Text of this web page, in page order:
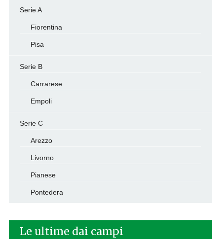
Serie A
Fiorentina
Pisa
Serie B
Carrarese
Empoli
Serie C
Arezzo
Livorno
Pianese
Pontedera
Le ultime dai campi